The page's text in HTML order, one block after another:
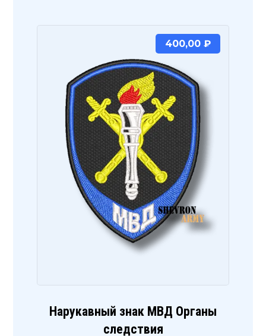
Нарукавный знак МВД Органы
следствия
400,00 ₽